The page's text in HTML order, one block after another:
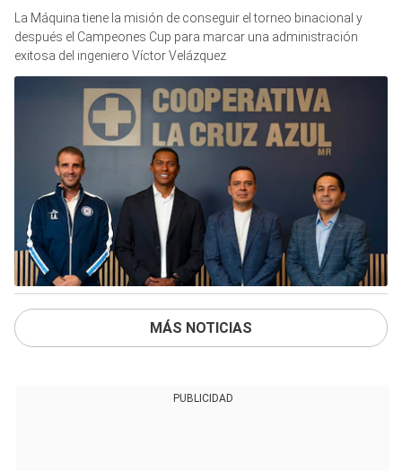
La Máquina tiene la misión de conseguir el torneo binacional y
después el Campeones Cup para marcar una administración
exitosa del ingeniero Víctor Velázquez
MÁS NOTICIAS
PUBLICIDAD